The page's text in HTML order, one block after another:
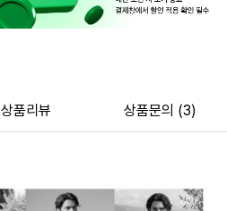
상품리뷰 상품문의 (3)